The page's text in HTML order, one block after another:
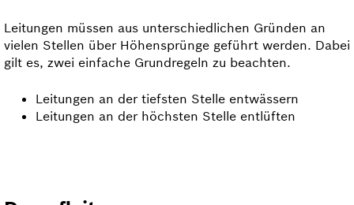
Leitungen müssen aus unterschiedlichen Gründen an
vielen Stellen über Höhensprünge geführt werden. Dabei
gilt es, zwei einfache Grundregeln zu beachten.
Leitungen an der tiefsten Stelle entwässern
Leitungen an der höchsten Stelle entlüften